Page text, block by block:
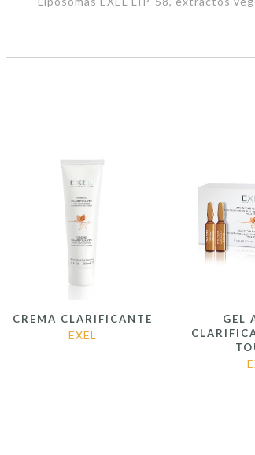
CREMA CLARIFICANTE
EXEL
GEL